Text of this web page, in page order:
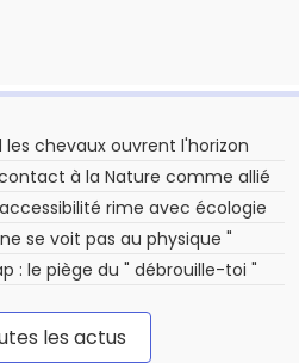
les chevaux ouvrent l'horizon
à la Nature comme allié
rime avec écologie
se voit pas au physique "
: le piège du " débrouille-toi "
les actus